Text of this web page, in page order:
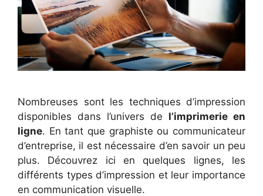
Nombreuses sont les techniques d’impression
disponibles dans l’univers de l’imprimerie en
ligne. En tant que graphiste ou communicateur
d’entreprise, il est nécessaire d’en savoir un peu
plus. Découvrez ici en quelques lignes, les
différents types d’impression et leur importance
en communication visuelle.